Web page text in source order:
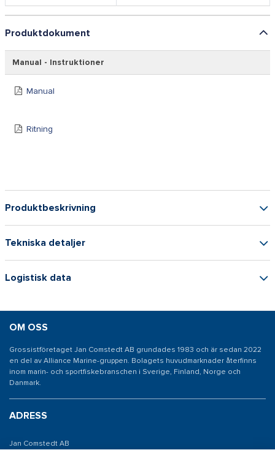
Produktdokument
Manual - Instruktioner
Manual
Ritning
Produktbeskrivning
Tekniska detaljer
Logistisk data
OM OSS
Grossistföretaget Jan Comstedt AB grundades 1983 och är sedan 2022
en del av Alliance Marine-gruppen. Bolagets huvudmarknader återfinns
inom marin- och sportfiskebranschen i Sverige, Finland, Norge och
Danmark.
ADRESS
Jan Comstedt AB